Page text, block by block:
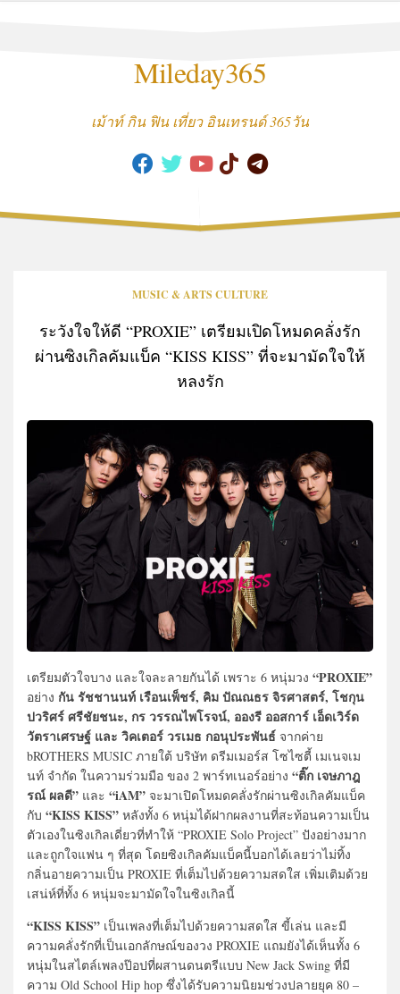
Mileday365
เม้าท์ กิน ฟิน เที่ยว อินเทรนด์ 365วัน
MUSIC & ARTS CULTURE
ระวังใจให้ดี “PROXIE” เตรียมเปิดโหมดคลั่งรัก
ผ่านซิงเกิลคัมแบ็ค “KISS KISS” ที่จะมามัดใจให้
หลงรัก
เตรียมตัวใจบาง และใจละลายกันได้ เพราะ 6 หนุ่มวง “PROXIE”
อย่าง กัน รัชชานนท์ เรือนเพ็ชร์, คิม ปัณณธร จิรศาสตร์, โชกุน
ปวริศร์ ศรีชัยชนะ, กร วรรณไพโรจน์, อองรี ออสการ์ เอ็ดเวิร์ด
วัตราเศรษฐ์ และ วิคเตอร์ วรเมธ กอนุประพันธ์ จากค่าย
bROTHERS MUSIC ภายใต้ บริษัท ดรีมเมอร์ส โซไซตี้ เมเนจเม
นท์ จำกัด ในความร่วมมือ ของ 2 พาร์ทเนอร์อย่าง “ติ๊ก เจษภาฎ
รณ์ ผลดี” และ “iAM” จะมาเปิดโหมดคลั่งรักผ่านซิงเกิลคัมแบ็ค
กับ “KISS KISS” หลังทั้ง 6 หนุ่มได้ฝากผลงานที่สะท้อนความเป็น
ตัวเองในซิงเกิลเดี่ยวที่ทำให้ “PROXIE Solo Project” ปังอย่างมาก
และถูกใจแฟน ๆ ที่สุด โดยซิงเกิลคัมแบ็คนี้บอกได้เลยว่าไม่ทิ้ง
กลิ่นอายความเป็น PROXIE ที่เต็มไปด้วยความสดใส เพิ่มเติมด้วย
เสน่ห์ที่ทั้ง 6 หนุ่มจะมามัดใจในซิงเกิลนี้
“KISS KISS” เป็นเพลงที่เต็มไปด้วยความสดใส ขี้เล่น และมี
ความคลั่งรักที่เป็นเอกลักษณ์ของวง PROXIE แถมยังได้เห็นทั้ง 6
หนุ่มในสไตล์เพลงป๊อปที่ผสานดนตรีแบบ New Jack Swing ที่มี
ความ Old School Hip hop ซึ่งได้รับความนิยมช่วงปลายยุค 80 –